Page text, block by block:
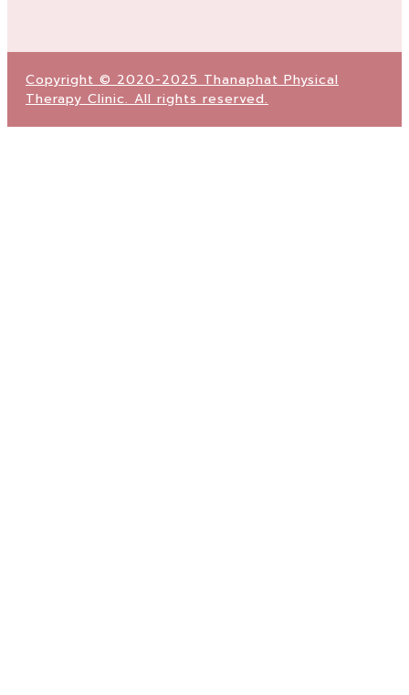
Copyright © 2020-2025 Thanaphat Physical
Therapy Clinic. All rights reserved.